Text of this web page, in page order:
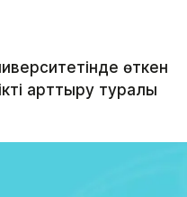
өткен
арттыру туралы